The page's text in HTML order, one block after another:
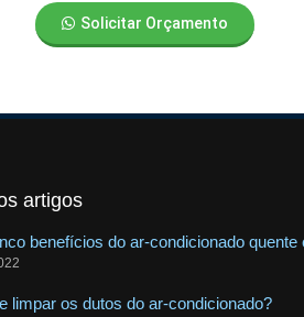
Solicitar Orçamento
artigos
benefícios do ar-condicionado quente
limpar os dutos do ar-condicionado?